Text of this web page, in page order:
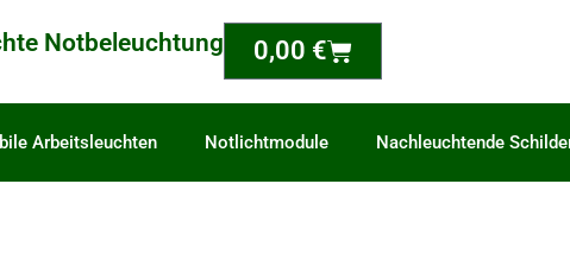
Notbeleuchtung 0,00 €Warenkorb
Arbeitsleuchten Notlichtmodule Nachleuchtende